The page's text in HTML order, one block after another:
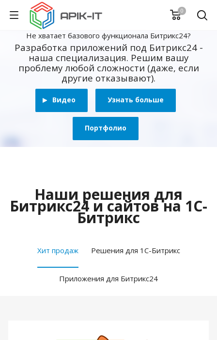
0
Не хватает базового функционала Битрикс24?
Разработка приложений под Битрикс24 -
наша специализация. Решим вашу
проблему любой сложности (даже, если
другие отказывают).
Видео Узнать больше
Портфолио
Наши решения для
Битрикс24 и сайтов на 1С-
Битрикс
Хит продаж Решения для 1С-Битрикс
Приложения для Битрикс24